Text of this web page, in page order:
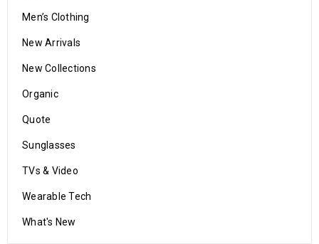
Men’s Clothing
New Arrivals
New Collections
Organic
Quote
Sunglasses
TVs & Video
Wearable Tech
What's New